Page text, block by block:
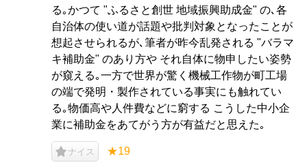
る｡かつて "ふるさと創世 地域振興助成金" の､各
自治体の使い道が話題や批判対象となったことが
想起させられるが､筆者が昨今乱発される "バラマ
キ補助金" のあり方や それ自体に物申したい姿勢
が窺える｡一方で世界が驚く機械工作物が町工場
の端で発明・製作されている事実にも触れてい
る｡物価高や人件費などに窮する こうした中小企
業に補助金をあてがう方が有益だと思えた｡
ナイス ★19